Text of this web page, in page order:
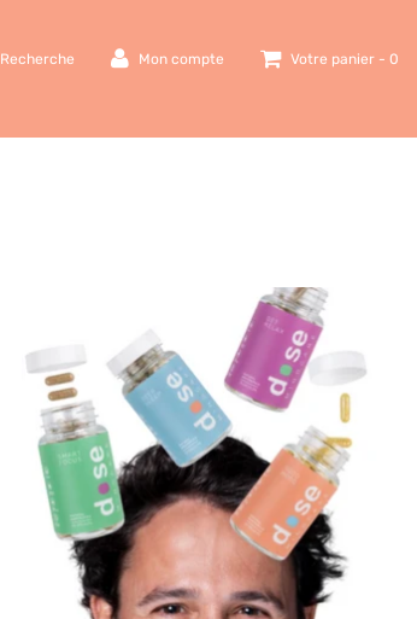
Recherche Mon compte Votre panier - 0